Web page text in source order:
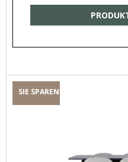
SIE SPAREN